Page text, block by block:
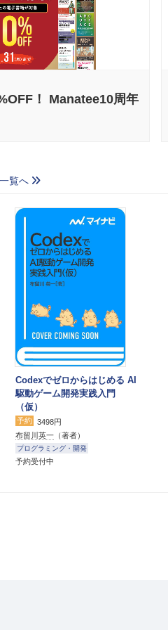
！ Manatee10周年
覧へ
Codexでゼロからはじめる AI
駆動ゲーム開発実践入門
（仮）
予約 3498円
布留川英一 （著者）
プログラミング・開発
予約受付中